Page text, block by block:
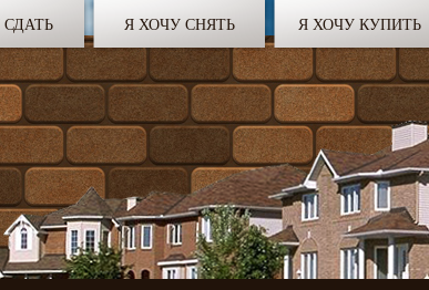
Я ХОЧУ СНЯТЬ Я ХОЧУ КУПИТЬ